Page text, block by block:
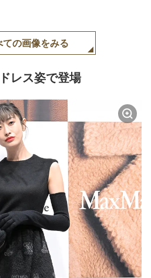
ての画像をみる
レス姿で登場